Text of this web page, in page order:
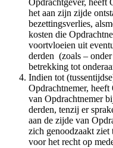
het aan zijn zijde
bezettingsverlies,
kosten die
voortvloeien uit
derden (zoals –
betrekking tot
Indien tot
Opdrachtnemer,
van Opdrachtnemer
derden, tenzij er
aan de zijde van
zich genoodzaakt ziet
voor het recht op